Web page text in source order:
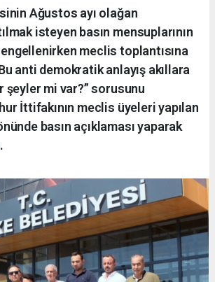
Ağustos ayı olağan
isteyen basın mensuplarının
meclis toplantısına
anti demokratik anlayış akıllara
şeyler mi var?” sorusunu
İttifakının meclis üyeleri yapılan
basın açıklaması yaparak